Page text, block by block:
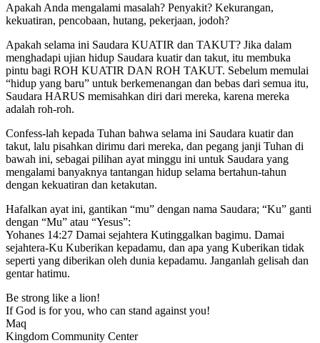
Apakah Anda mengalami masalah? Penyakit? Kekurangan,
kekuatiran, pencobaan, hutang, pekerjaan, jodoh?
Apakah selama ini Saudara KUATIR dan TAKUT? Jika dalam
menghadapi ujian hidup Saudara kuatir dan takut, itu membuka
pintu bagi ROH KUATIR DAN ROH TAKUT. Sebelum memulai
“hidup yang baru” untuk berkemenangan dan bebas dari semua itu,
Saudara HARUS memisahkan diri dari mereka, karena mereka
adalah roh-roh.
Confess-lah kepada Tuhan bahwa selama ini Saudara kuatir dan
takut, lalu pisahkan dirimu dari mereka, dan pegang janji Tuhan di
bawah ini, sebagai pilihan ayat minggu ini untuk Saudara yang
mengalami banyaknya tantangan hidup selama bertahun-tahun
dengan kekuatiran dan ketakutan.
Hafalkan ayat ini, gantikan “mu” dengan nama Saudara; “Ku” ganti
dengan “Mu” atau “Yesus”:
Yohanes 14:27 Damai sejahtera Kutinggalkan bagimu. Damai
sejahtera-Ku Kuberikan kepadamu, dan apa yang Kuberikan tidak
seperti yang diberikan oleh dunia kepadamu. Janganlah gelisah dan
gentar hatimu.
Be strong like a lion!
If God is for you, who can stand against you!
Maq
Kingdom Community Center